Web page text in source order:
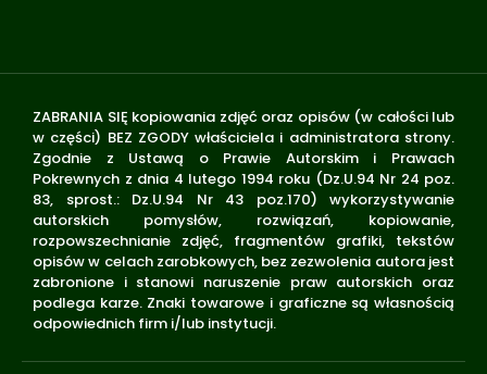
ZABRANIA SIĘ kopiowania zdjęć oraz opisów (w całości lub
w części) BEZ ZGODY właściciela i administratora strony.
Zgodnie z Ustawą o Prawie Autorskim i Prawach
Pokrewnych z dnia 4 lutego 1994 roku (Dz.U.94 Nr 24 poz.
83, sprost.: Dz.U.94 Nr 43 poz.170) wykorzystywanie
autorskich pomysłów, rozwiązań, kopiowanie,
rozpowszechnianie zdjęć, fragmentów grafiki, tekstów
opisów w celach zarobkowych, bez zezwolenia autora jest
zabronione i stanowi naruszenie praw autorskich oraz
podlega karze. Znaki towarowe i graficzne są własnością
odpowiednich firm i/lub instytucji.